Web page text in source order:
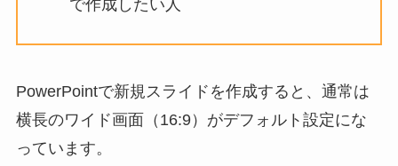
で作成したい人
PowerPointで新規スライドを作成すると、通常は
横長のワイド画面（16:9）がデフォルト設定にな
っています。